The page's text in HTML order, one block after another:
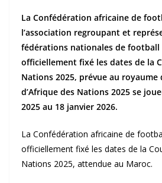
La Confédération africaine de
l’association regroupant et
fédérations nationales de football
officiellement fixé les dates de la
Nations 2025, prévue au royaume
d’Afrique des Nations 2025 se
2025 au 18 janvier 2026.
La Confédération africaine de
officiellement fixé les dates de la
Nations 2025, attendue au Maroc.